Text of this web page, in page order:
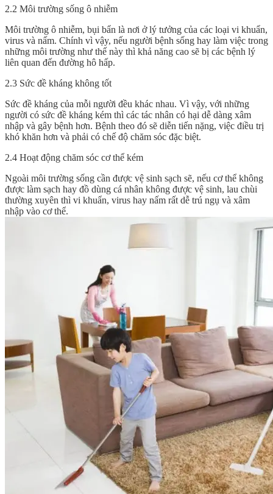
2.2 Môi trường sống ô nhiễm
Môi trường ô nhiễm, bụi bẩn là nơi ở lý tưởng của các loại vi khuẩn,
virus và nấm. Chính vì vậy, nếu người bệnh sống hay làm việc trong
những môi trường như thế này thì khả năng cao sẽ bị các bệnh lý
liên quan đến đường hô hấp.
2.3 Sức đề kháng không tốt
Sức đề kháng của mỗi người đều khác nhau. Vì vậy, với những
người có sức đề kháng kém thì các tác nhân có hại dễ dàng xâm
nhập và gây bệnh hơn. Bệnh theo đó sẽ diễn tiến nặng, việc điều trị
khó khăn hơn và phải có chế độ chăm sóc đặc biệt.
2.4 Hoạt động chăm sóc cơ thể kém
Ngoài môi trường sống cần được vệ sinh sạch sẽ, nếu cơ thể không
được làm sạch hay đồ dùng cá nhân không được vệ sinh, lau chùi
thường xuyên thì vi khuẩn, virus hay nấm rất dễ trú ngụ và xâm
nhập vào cơ thể.